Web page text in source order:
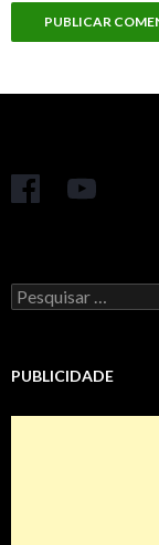
Pesquisar
por:
PUBLICIDADE